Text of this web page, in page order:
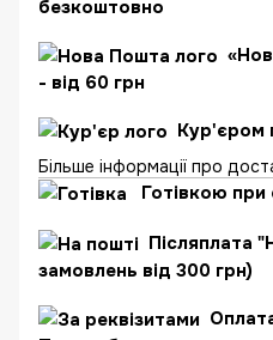
безкоштовно
- від 60 грн
Кур'єром
Більше інформації про
Готівкою при
Післяплата
замовлень від 300 грн)